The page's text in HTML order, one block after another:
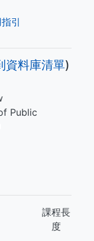
引
資料庫清單)
Public
課程長
度